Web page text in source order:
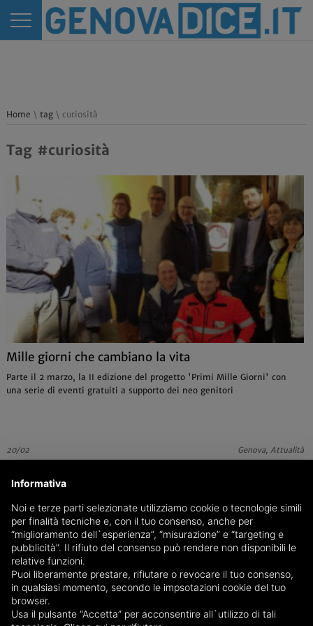
Home \ tag\ curiosità
Tag #curiosità
Mille giorni che cambiano la vita
Parte il 2 marzo, la II edizione del progetto 'Primi Mille Giorni' con
una serie di eventi gratuiti a supporto dei neo genitori
20/02 Genova, Attualità
Informativa
Noi e terze parti selezionate utilizziamo cookie o tecnologie simili
per finalità tecniche e, con il tuo consenso, anche per
“miglioramento dell`esperienza”, “misurazione” e “targeting e
pubblicità”. Il rifiuto del consenso può rendere non disponibili le
relative funzioni.
Puoi liberamente prestare, rifiutare o revocare il tuo consenso,
in qualsiasi momento, secondo le impsotazioni cookie del tuo
browser.
Usa il pulsante “Accetta” per acconsentire all`utilizzo di tali